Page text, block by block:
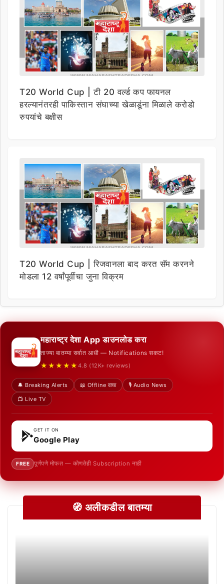
T20 World Cup | टी 20 वर्ल्ड कप फायनल
हरल्यानंतरही पाकिस्तान संघाच्या खेळाडूंना मिळाले करोडो
रुपयांचे बक्षीस
T20 World Cup | रिजवानला बाद करत सॅम करनने
मोडला 12 वर्षांपूर्वीचा जुना विक्रम
महाराष्ट्र देशा App डाउनलोड करा
ताज्या बातम्या सर्वात आधी — Notifications सकट!
★★★★★ 4.8 (12K+ reviews)
🔔 Breaking Alerts 📖 Offline वाचा
🎙️ Audio News
📺 Live TV
GET IT ON
Google Play
FREE पूर्णपणे मोफत — कोणतेही Subscription नाही
🧭 अलीकडील बातम्या